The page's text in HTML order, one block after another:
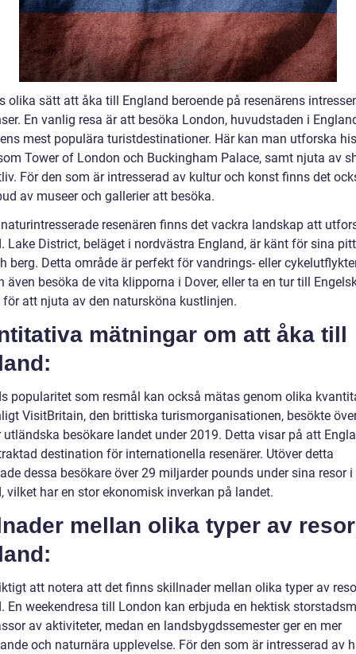
olika sätt att åka till England beroende på resenärens
En vanlig resa är att besöka London, huvudstaden i
mest populära turistdestinationer. Här kan man utforska
Tower of London och Buckingham Palace, samt njuta av
För den som är intresserad av kultur och konst finns det
av museer och gallerier att besöka.
resenären finns det vackra landskap att
Lake District, beläget i nordvästra England, är känt för sina
berg. Detta område är perfekt för vandrings- eller
även besöka de vita klipporna i Dover, eller ta en tur till
för att njuta av den natursköna kustlinjen.
mätningar om att åka till
popularitet som resmål kan också mätas genom olika
VisitBritain, den brittiska turismorganisationen, besökte
besökare landet under 2019. Detta visar på att
destination för internationella resenärer. Utöver detta
dessa besökare över 29 miljarder pounds under sina resor i
vilket har en stor ekonomisk inverkan på landet.
mellan olika typer av
att notera att det finns skillnader mellan olika typer av
En weekendresa till London kan erbjuda en hektisk
av aktiviteter, medan en landsbygdssemester ger en mer
och naturnära upplevelse. För den som är intresserad av